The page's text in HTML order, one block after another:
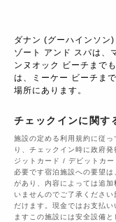
ダナン (グーハインソン
ゾート アンド スパは、
ンヌオック ビーチまで
は、ミーケー ビーチま
場所にあります。
チェックインに関す
施設の定める利用規約に従
り、チェックイン時に政府
ジットカード / デビットカ
必要です宿泊施設への要望
があり、内容によっては追
いませんのでご了承くださ
だけます。現金ではお支払
ますこの施設には安全設備